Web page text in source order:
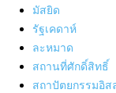
มัสยิด
รัฐเคดาห์
ละหมาด
สถานที่ศักดิ์สิทธิ์
สถาปัตยกรรมอิส